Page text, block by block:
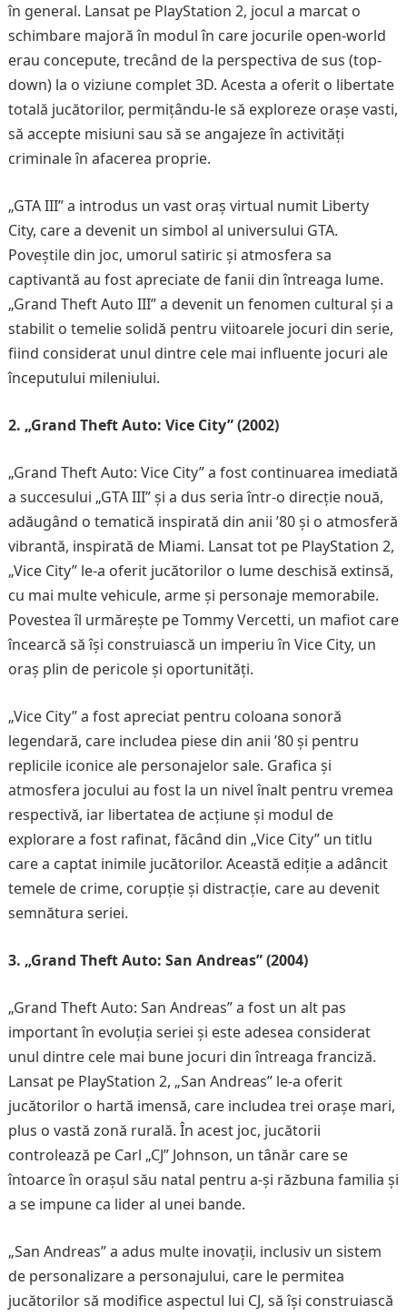
în general. Lansat pe PlayStation 2, jocul a marcat o
schimbare majoră în modul în care jocurile open-world
erau concepute, trecând de la perspectiva de sus (top-
down) la o viziune complet 3D. Acesta a oferit o libertate
totală jucătorilor, permițându-le să exploreze orașe vasti,
să accepte misiuni sau să se angajeze în activități
criminale în afacerea proprie.
„GTA III” a introdus un vast oraș virtual numit Liberty
City, care a devenit un simbol al universului GTA.
Poveștile din joc, umorul satiric și atmosfera sa
captivantă au fost apreciate de fanii din întreaga lume.
„Grand Theft Auto III” a devenit un fenomen cultural și a
stabilit o temelie solidă pentru viitoarele jocuri din serie,
fiind considerat unul dintre cele mai influente jocuri ale
începutului mileniului.
2. „Grand Theft Auto: Vice City” (2002)
„Grand Theft Auto: Vice City” a fost continuarea imediată
a succesului „GTA III” și a dus seria într-o direcție nouă,
adăugând o tematică inspirată din anii ’80 și o atmosferă
vibrantă, inspirată de Miami. Lansat tot pe PlayStation 2,
„Vice City” le-a oferit jucătorilor o lume deschisă extinsă,
cu mai multe vehicule, arme și personaje memorabile.
Povestea îl urmărește pe Tommy Vercetti, un mafiot care
încearcă să își construiască un imperiu în Vice City, un
oraș plin de pericole și oportunități.
„Vice City” a fost apreciat pentru coloana sonoră
legendară, care includea piese din anii ’80 și pentru
replicile iconice ale personajelor sale. Grafica și
atmosfera jocului au fost la un nivel înalt pentru vremea
respectivă, iar libertatea de acțiune și modul de
explorare a fost rafinat, făcând din „Vice City” un titlu
care a captat inimile jucătorilor. Această ediție a adâncit
temele de crime, corupție și distracție, care au devenit
semnătura seriei.
3. „Grand Theft Auto: San Andreas” (2004)
„Grand Theft Auto: San Andreas” a fost un alt pas
important în evoluția seriei și este adesea considerat
unul dintre cele mai bune jocuri din întreaga franciză.
Lansat pe PlayStation 2, „San Andreas” le-a oferit
jucătorilor o hartă imensă, care includea trei orașe mari,
plus o vastă zonă rurală. În acest joc, jucătorii
controlează pe Carl „CJ” Johnson, un tânăr care se
întoarce în orașul său natal pentru a-și răzbuna familia și
a se impune ca lider al unei bande.
„San Andreas” a adus multe inovații, inclusiv un sistem
de personalizare a personajului, care le permitea
jucătorilor să modifice aspectul lui CJ, să își construiască